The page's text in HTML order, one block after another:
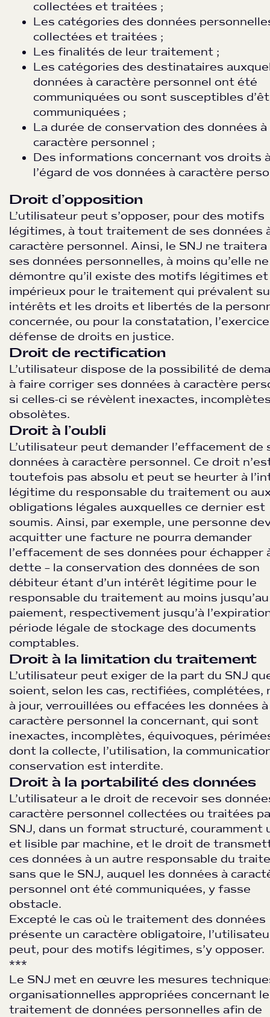
collectées et traitées ;
Les catégories des données
collectées et traitées ;
Les finalités de leur traitement ;
Les catégories des destinataires
données à caractère personnel ont été
communiquées ou sont susceptibles
communiquées ;
La durée de conservation des données à
caractère personnel ;
Des informations concernant vos droits
l’égard de vos données à caractère
Droit d’opposition
L’utilisateur peut s’opposer, pour des motifs
légitimes, à tout traitement de ses données
caractère personnel. Ainsi, le SNJ ne traitera
ses données personnelles, à moins qu’elle ne
démontre qu’il existe des motifs légitimes et
impérieux pour le traitement qui prévalent
intérêts et les droits et libertés de la
concernée, ou pour la constatation,
défense de droits en justice.
Droit de rectification
L’utilisateur dispose de la possibilité de
à faire corriger ses données à caractère
si celles-ci se révèlent inexactes,
obsolètes.
Droit à l’oubli
L’utilisateur peut demander l’effacement de
données à caractère personnel. Ce droit
toutefois pas absolu et peut se heurter à
légitime du responsable du traitement ou
obligations légales auxquelles ce dernier est
soumis. Ainsi, par exemple, une personne
acquitter une facture ne pourra demander
l’effacement de ses données pour échapper
dette – la conservation des données de son
débiteur étant d’un intérêt légitime pour le
responsable du traitement au moins jusqu’au
paiement, respectivement jusqu’à
période légale de stockage des documents
comptables.
Droit à la limitation du traitement
L’utilisateur peut exiger de la part du SNJ
soient, selon les cas, rectifiées, complétées,
à jour, verrouillées ou effacées les données à
caractère personnel la concernant, qui sont
inexactes, incomplètes, équivoques,
dont la collecte, l’utilisation, la
conservation est interdite.
Droit à la portabilité des données
L’utilisateur a le droit de recevoir ses
caractère personnel collectées ou traitées
SNJ, dans un format structuré, couramment
et lisible par machine, et le droit de
ces données à un autre responsable du
sans que le SNJ, auquel les données à
personnel ont été communiquées, y fasse
obstacle.
Excepté le cas où le traitement des données
présente un caractère obligatoire,
peut, pour des motifs légitimes, s’y opposer.
***
Le SNJ met en œuvre les mesures
organisationnelles appropriées concernant le
traitement de données personnelles afin de